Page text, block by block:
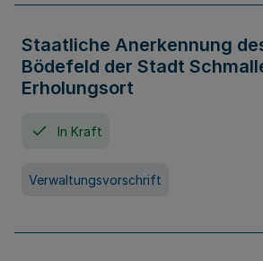
Staatliche Anerkennung
Bödefeld der Stadt
Erholungsort
In Kraft
Verwaltungsvorschrift